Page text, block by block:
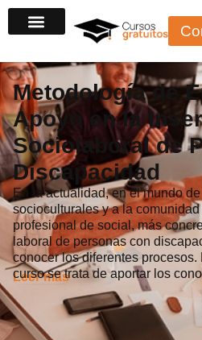
al
Metodología de
Apoyo en la
Sociolaboral de
Discapacidad
En la actualidad, en el mundo
socioculturales y a la
profesional de social, más
laboral de personas con
conocer los diferentes
curso se trata de aportar los
Leer más